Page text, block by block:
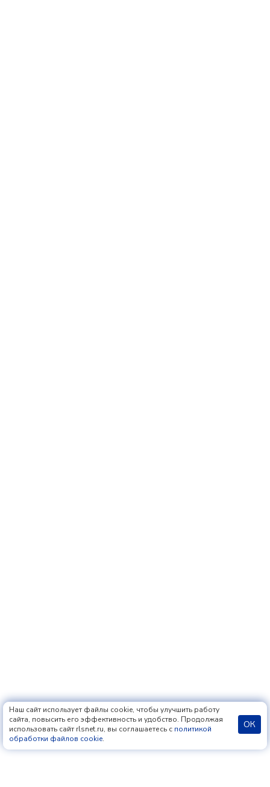
Наш сайт использует файлы cookie, чтобы улучшить работу
сайта, повысить его эффективность и удобство. Продолжая
использовать сайт rlsnet.ru, вы соглашаетесь с политикой
обработки файлов cookie.
ОК